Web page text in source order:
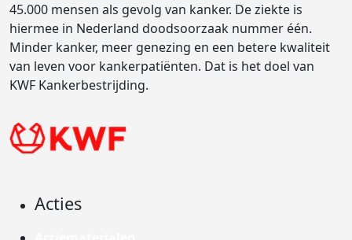
45.000 mensen als gevolg van kanker. De ziekte is
hiermee in Nederland doodsoorzaak nummer één.
Minder kanker, meer genezing en een betere kwaliteit
van leven voor kankerpatiënten. Dat is het doel van
KWF Kankerbestrijding.
Acties